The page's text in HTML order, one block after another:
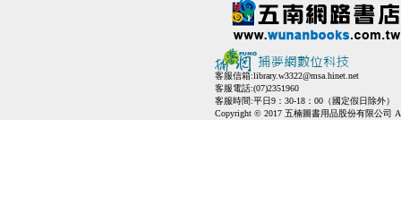
客服信箱:library.w3322@msa.hinet.net
客服電話:(07)2351960
客服時間:平日9：30-18：00（國定假日除外）
Copyright © 2017 五楠圖書用品股份有限公司